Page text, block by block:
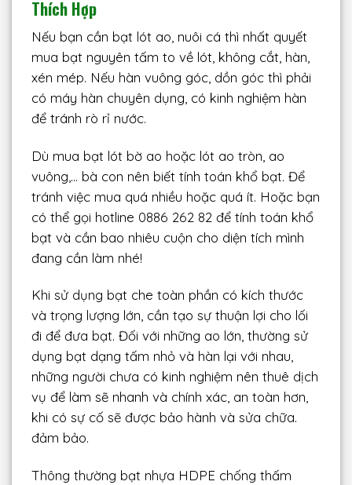
Thích Hợp
Nếu bạn cần bạt lót ao, nuôi cá thì nhất quyết
mua bạt nguyên tấm to về lót, không cắt, hàn,
xén mép. Nếu hàn vuông góc, dồn góc thì phải
có máy hàn chuyên dụng, có kinh nghiệm hàn
để tránh rò rỉ nước.
Dù mua bạt lót bờ ao hoặc lót ao tròn, ao
vuông,… bà con nên biết tính toán khổ bạt. Để
tránh việc mua quá nhiều hoặc quá ít. Hoặc bạn
có thể gọi hotline 0886 262 82 để tính toán khổ
bạt và cần bao nhiêu cuộn cho diện tích mình
đang cần làm nhé!
Khi sử dụng bạt che toàn phần có kích thước
và trọng lượng lớn, cần tạo sự thuận lợi cho lối
đi để đưa bạt. Đối với những ao lớn, thường sử
dụng bạt dạng tấm nhỏ và hàn lại với nhau,
những người chưa có kinh nghiệm nên thuê dịch
vụ để làm sẽ nhanh và chính xác, an toàn hơn,
khi có sự cố sẽ được bảo hành và sửa chữa.
đảm bảo.
Thông thường bạt nhựa HDPE chống thấm